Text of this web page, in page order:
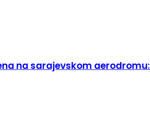
na sarajevskom